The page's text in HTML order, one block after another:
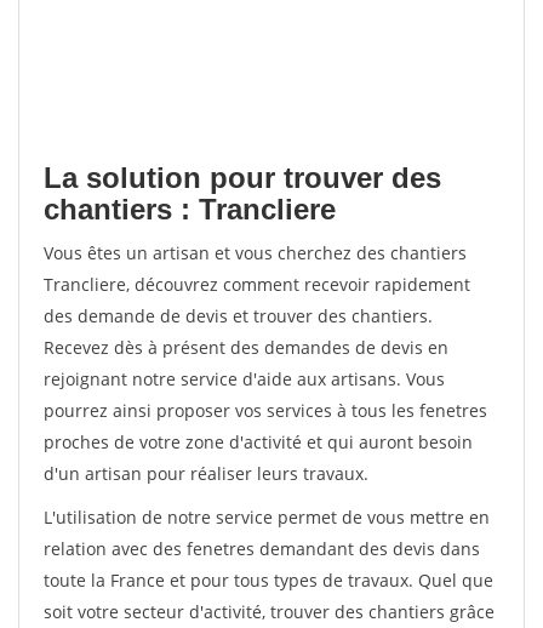
La solution pour trouver des
chantiers : Trancliere
Vous êtes un artisan et vous cherchez des chantiers
Trancliere, découvrez comment recevoir rapidement
des demande de devis et trouver des chantiers.
Recevez dès à présent des demandes de devis en
rejoignant notre service d'aide aux artisans. Vous
pourrez ainsi proposer vos services à tous les fenetres
proches de votre zone d'activité et qui auront besoin
d'un artisan pour réaliser leurs travaux.
L'utilisation de notre service permet de vous mettre en
relation avec des fenetres demandant des devis dans
toute la France et pour tous types de travaux. Quel que
soit votre secteur d'activité, trouver des chantiers grâce